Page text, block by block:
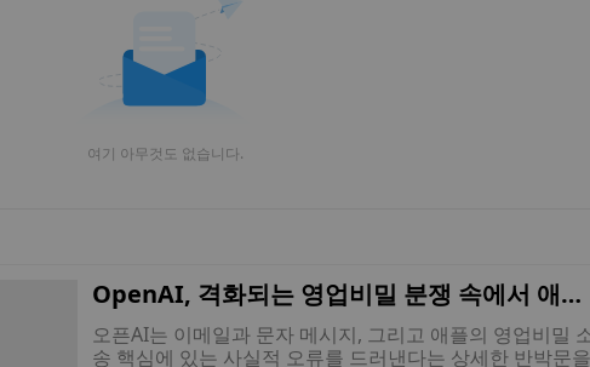
여기 아무것도 없습니다.
OpenAI, 격화되는 영업비밀 분쟁 속에서 애플
직원들의 문자 메시지 공개
오픈AI는 이메일과 문자 메시지, 그리고 애플의 영업비밀
송 핵심에 있는 사실적 오류를 드러낸다는 상세한 반박문을